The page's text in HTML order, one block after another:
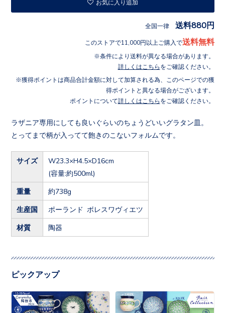
お気に入り追加
全国一律 送料880円
このストアで11,000円以上ご購入で送料無料
条件により送料が異なる場合があります。
詳しくはこちら をご確認ください。
獲得ポイントは商品合計金額に対して加算される為、このページでの獲
得ポイントと異なる場合がございます。
ポイントについて詳しくはこちら をご確認ください。
ラザニア専用にしても良いぐらいのちょうどいいグラタン皿。
とってまで柄が入ってて飽きのこないフォルムです。
サイズ
W23.3×H4.5×D16cm
(容量:約500ml)
重量 約738g
生産国 ポーランド ボレスワヴィエツ
材質 陶器
ピックアップ